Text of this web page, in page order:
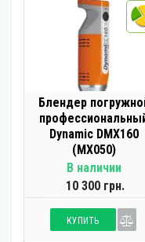
Блендер
Dynamic DMX160
(MX050)
В наличии
10 300 грн.
КУПИТЬ